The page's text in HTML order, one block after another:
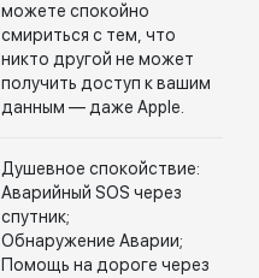
можете спокойно
смириться с тем, что
никто другой не может
получить доступ к вашим
данным — даже Apple.
Душевное спокойствие:
Аварийный SOS через
спутник;
Обнаружение Аварии;
Помощь на дороге через